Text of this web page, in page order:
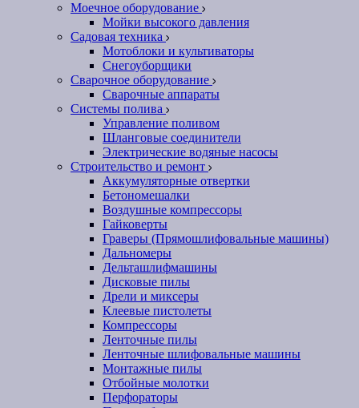
Моечное оборудование
Мойки высокого давления
Садовая техника
Мотоблоки и культиваторы
Снегоуборщики
Сварочное оборудование
Сварочные аппараты
Системы полива
Управление поливом
Шланговые соединители
Электрические водяные насосы
Строительство и ремонт
Аккумуляторные отвертки
Бетономешалки
Воздушные компрессоры
Гайковерты
Граверы (Прямошлифовальные машины)
Дальномеры
Дельташлифмашины
Дисковые пилы
Дрели и миксеры
Клеевые пистолеты
Компрессоры
Ленточные пилы
Ленточные шлифовальные машины
Монтажные пилы
Отбойные молотки
Перфораторы